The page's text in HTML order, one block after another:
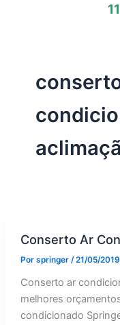
Conserto Ar
Por springer /21/05/2019
Conserto ar
melhores
condicionado